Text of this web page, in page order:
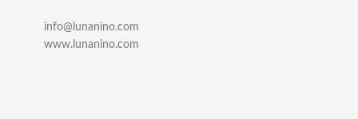
info@lunanino.com
www.lunanino.com